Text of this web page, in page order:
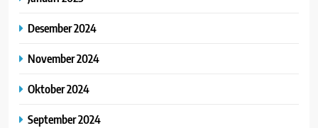
Desember 2024
November 2024
Oktober 2024
September 2024